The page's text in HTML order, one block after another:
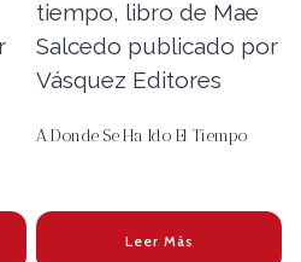
A Donde Se Ha Ido El Tiempo
Leer Más